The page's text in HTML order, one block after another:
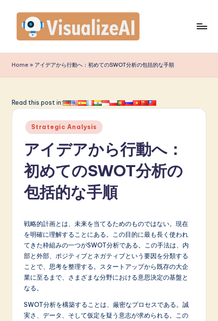
content
is
u
li
p
Home » アイデアから行動へ：初めてのSWOT分析の包括的な手順
Read this post in:
Posted
in
Strategic Analysis
アイデアから行動へ：
初めてのSWOT分析の
包括的な手順
戦略的計画とは、未来を当てるためのものではない。現在
を明確に理解することにある。この目的に最も長く使われ
てきた枠組みの一つがSWOT分析である。この手法は、内
部と外部、ポジティブとネガティブという要因を分類する
ことで、思考を整理する。スタートアップから既存の大企
業に至るまで、さまざまな分野における意思決定の基盤と
なる。
SWOT分析を構築することは、厳密なプロセスである。誠
実さ、データ、そして仮定を疑う意志が求められる。この